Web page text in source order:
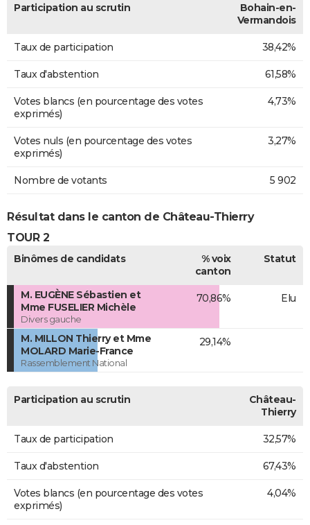
Participation au scrutin
Bohain-en-
Vermandois
Taux de participation 38,42%
Taux d'abstention 61,58%
Votes blancs (en pourcentage des votes
exprimés)
4,73%
Votes nuls (en pourcentage des votes
exprimés)
3,27%
Nombre de votants 5 902
Résultat dans le canton de Château-Thierry
TOUR 2
Binômes de candidats
% voix
canton
Statut
M. EUGÈNE Sébastien et
Mme FUSELIER Michèle
Divers gauche
70,86% Elu
M. MILLON Thierry et Mme
MOLARD Marie-France
Rassemblement National
29,14%
Participation au scrutin
Château-
Thierry
Taux de participation 32,57%
Taux d'abstention 67,43%
Votes blancs (en pourcentage des votes
exprimés)
4,04%